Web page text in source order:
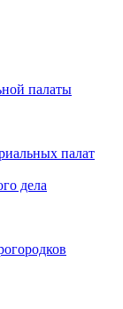
палаты
палат
дела